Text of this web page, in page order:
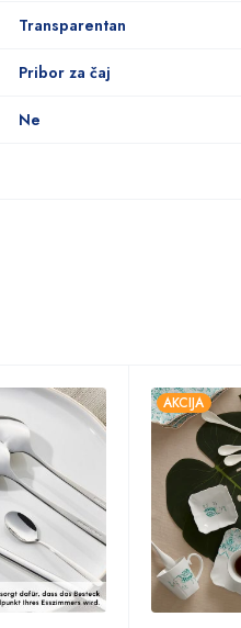
Transparentan
Pribor za čaj
Ne
AKCIJA